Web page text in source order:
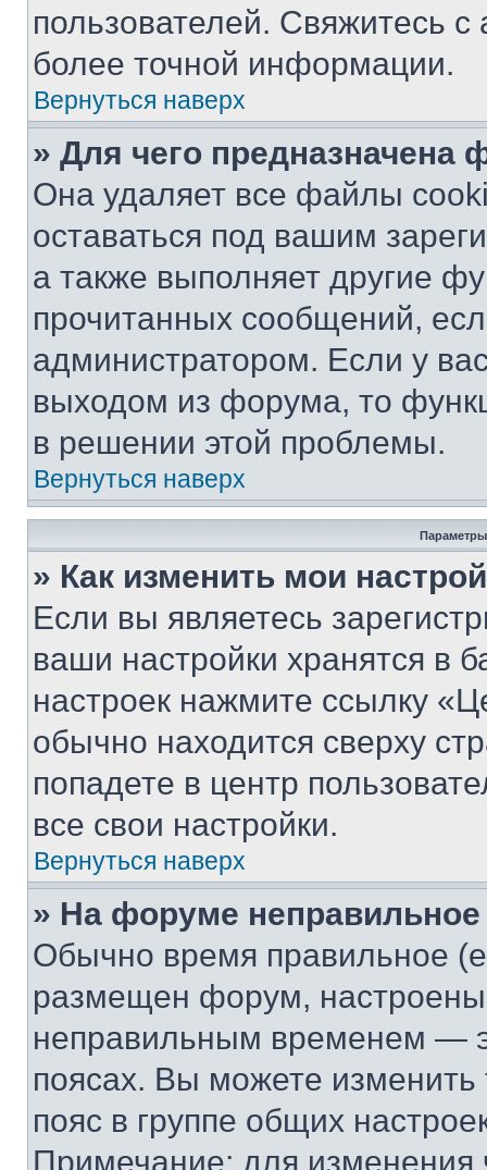
пользователей. Свяжитесь
более точной информации.
Вернуться наверх
» Для чего предназначена
Она удаляет все файлы
оставаться под вашим
а также выполняет другие
прочитанных сообщений,
администратором. Если у
выходом из форума, то
в решении этой проблемы.
Вернуться наверх
Параметры
» Как изменить мои
Если вы являетесь
ваши настройки хранятся в
настроек нажмите ссылку
обычно находится сверху
попадете в центр
все свои настройки.
Вернуться наверх
» На форуме
Обычно время правильное
размещен форум, настроены
неправильным временем —
поясах. Вы можете изменить
пояс в группе общих
Примечание: для изменения